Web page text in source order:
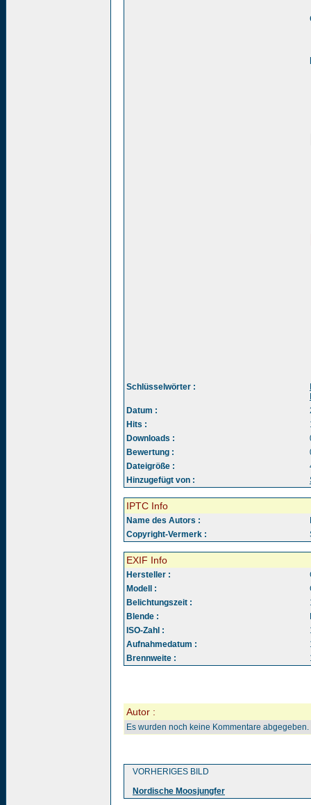
Schlüsselwörter :
Datum :
Hits :
Downloads :
Bewertung :
Dateigröße :
Hinzugefügt von :
IPTC Info
Name des Autors :
Copyright-Vermerk :
EXIF Info
Hersteller :
Modell :
Belichtungszeit :
Blende :
ISO-Zahl :
Aufnahmedatum :
Brennweite :
Autor :
Es wurden noch keine Kommentare abgegeben.
VORHERIGES BILD
Nordische Moosjungfer